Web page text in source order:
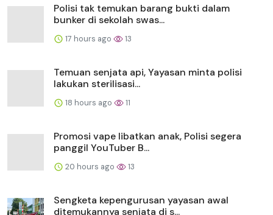
Polisi tak temukan barang bukti dalam
bunker di sekolah swas...
17 hours ago 13
Temuan senjata api, Yayasan minta polisi
lakukan sterilisasi...
18 hours ago 11
Promosi vape libatkan anak, Polisi segera
panggil YouTuber B...
20 hours ago 13
Sengketa kepengurusan yayasan awal
ditemukannya senjata di s...